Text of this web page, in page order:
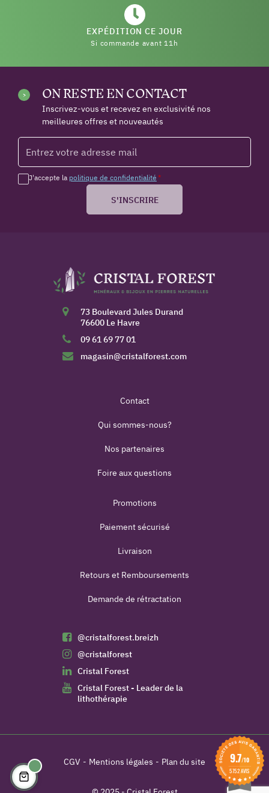
EXPÉDITION CE JOUR
Si commande avant 11h
ON RESTE EN CONTACT
Inscrivez-vous et recevez en exclusivité nos
meilleures offres et nouveautés
J'accepte la politique de confidentialité *
S'INSCRIRE
73 Boulevard Jules Durand
76600 Le Havre
09 61 69 77 01
magasin@cristalforest.com
Contact
Qui sommes-nous?
Nos partenaires
Foire aux questions
Promotions
Paiement sécurisé
Livraison
Retours et Remboursements
Demande de rétractation
@cristalforest.breizh
@cristalforest
Cristal Forest
Cristal Forest - Leader de la
lithothérapie
CGV Mentions légales Plan du site 9.7/10
5752 AVIS